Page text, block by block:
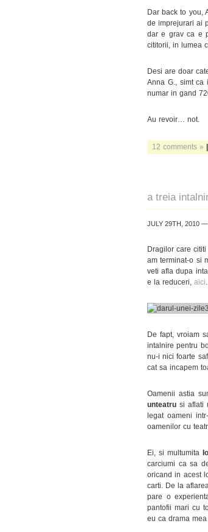
Dar back to you,
de imprejurari ai
dar e grav ca e
cititorii, in lumea
Desi are doar
Anna G., simt ca
numar in gand
Au revoir… not.
12 comments » |
a treia
JULY 29TH, 2010
Dragilor care
am terminat-o si
veti afla dupa
e la reduceri,
aici
De fapt, vroiam
intalnire pentru
nu-i nici foarte
cat sa incapem
Oamenii astia
unteatru si aflati
legat oameni
oamenilor cu
Ei, si multumita
carciumi ca sa
oricand in acest
carti. De la
pare o
pantofii mari cu
eu ca drama